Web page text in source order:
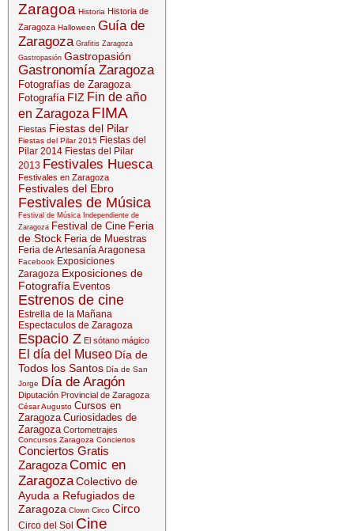
Zaragoa Historia Historia de
Zaragoza Halloween Guía de
Zaragoza Grafitis Zaragoza
Gastropasión Gastropasión
Gastronomía Zaragoza
Fotografías de Zaragoza
Fotografía FIZ Fin de año
en Zaragoza FIMA
Fiestas Fiestas del Pilar
Fiestas del Pilar 2015 Fiestas del
Pilar 2014 Fiestas del Pilar
2013 Festivales Huesca
Festivales en Zaragoza
Festivales del Ebro
Festivales de Música
Festival de Música Independiente de
Zaragoza Festival de Cine Feria
de Stock Feria de Muestras
Feria de Artesanía Aragonesa
Facebook Exposiciones
Zaragoza Exposiciones de
Fotografía Eventos
Estrenos de cine
Estrella de la Mañana
Espectaculos de Zaragoza
Espacio Z El sótano mágico
El día del Museo Día de
Todos los Santos Día de San
Jorge Día de Aragón
Diputación Provincial de Zaragoza
César Augusto Cursos en
Zaragoza Curiosidades de
Zaragoza Cortometrajes
Concursos Zaragoza Conciertos
Conciertos Gratis
ZaragozaComic en
ZaragozaColectivo de
Ayuda a Refugiados de
Zaragoza Clown Circo Circo
Circo del Sol Cine